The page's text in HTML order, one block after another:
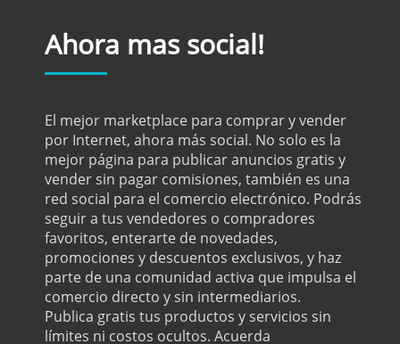
Ahora mas social!
El mejor marketplace para comprar y vender
por Internet, ahora más social. No solo es la
mejor página para publicar anuncios gratis y
vender sin pagar comisiones, también es una
red social para el comercio electrónico. Podrás
seguir a tus vendedores o compradores
favoritos, enterarte de novedades,
promociones y descuentos exclusivos, y haz
parte de una comunidad activa que impulsa el
comercio directo y sin intermediarios.
Publica gratis tus productos y servicios sin
límites ni costos ocultos. Acuerda